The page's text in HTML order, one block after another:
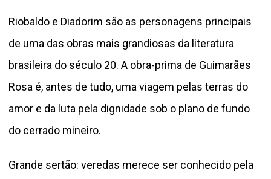
Riobaldo e Diadorim são as personagens principais
de uma das obras mais grandiosas da literatura
brasileira do século 20. A obra-prima de Guimarães
Rosa é, antes de tudo, uma viagem pelas terras do
amor e da luta pela dignidade sob o plano de fundo
do cerrado mineiro.
Grande sertão: veredas merece ser conhecido pela